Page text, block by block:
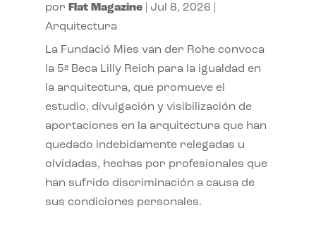
por Flat Magazine| Jul 8, 2026
Arquitectura
La Fundació Mies van der Rohe convoca
la 5ª Beca Lilly Reich para la igualdad en
la arquitectura, que promueve el
estudio, divulgación y visibilización de
aportaciones en la arquitectura que han
quedado indebidamente relegadas u
olvidadas, hechas por profesionales que
han sufrido discriminación a causa de
sus condiciones personales.